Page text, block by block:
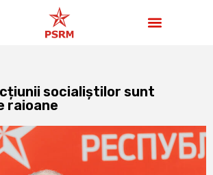
socialiștilor sunt
raioane